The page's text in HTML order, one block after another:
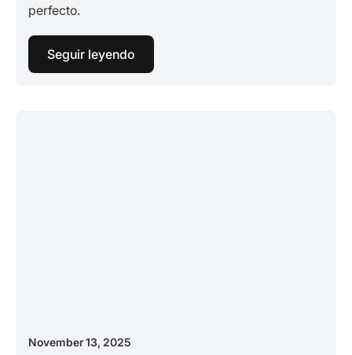
perfecto.
Seguir leyendo
November 13, 2025